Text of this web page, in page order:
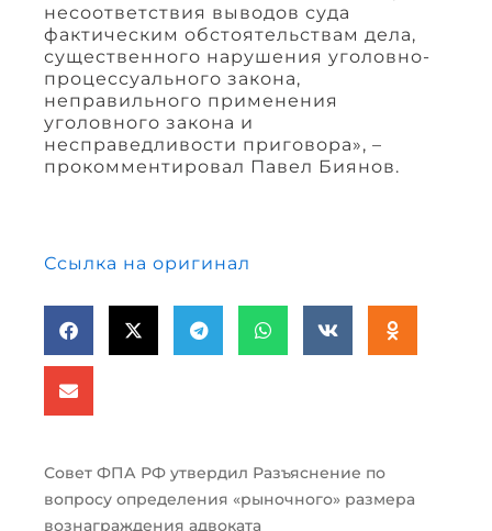
несоответствия выводов суда
фактическим обстоятельствам дела,
существенного нарушения уголовно-
процессуального закона,
неправильного применения
уголовного закона и
несправедливости приговора», –
прокомментировал Павел Биянов.
Ссылка на оригинал
Совет ФПА РФ утвердил Разъяснение по
вопросу определения «рыночного» размера
вознаграждения адвоката